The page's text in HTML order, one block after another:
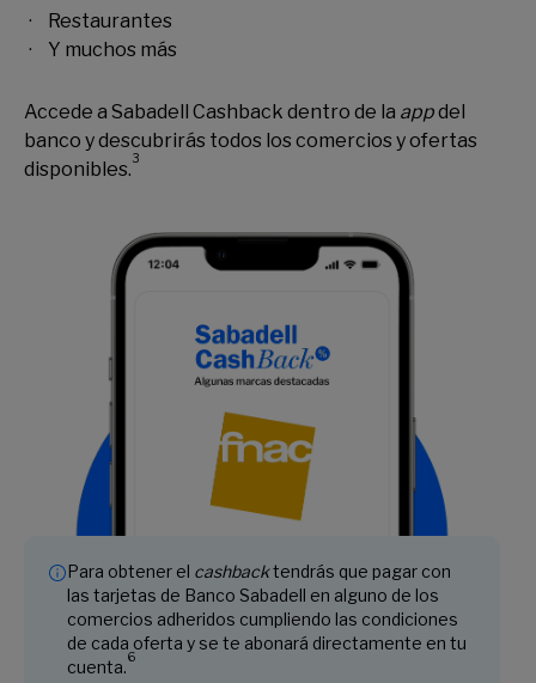
Restaurantes
Y muchos más
Accede a Sabadell Cashback dentro de la appdel
banco y descubrirás todos los comercios y ofertas
disponibles.
3
Para obtener el cashbacktendrás que pagar con
las tarjetas de Banco Sabadell en alguno de los
comercios adheridos cumpliendo las condiciones
de cada oferta y se te abonará directamente en tu
cuenta.
6